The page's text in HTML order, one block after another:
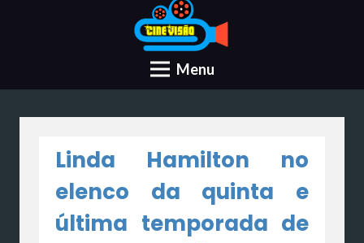
Menu
Linda Hamilton no
elenco da quinta e
última temporada de